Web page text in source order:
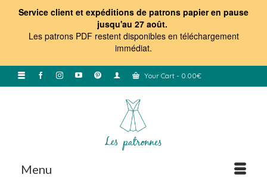
Service client et expéditions de patrons papier en pause
jusqu'au 27 août.
Les patrons PDF restent disponibles en téléchargement
immédiat.
Your Cart - 0.00€
Menu